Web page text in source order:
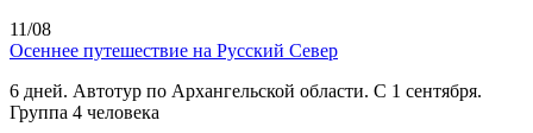
11/08
Осеннее путешествие на Русский Север
6 дней. Автотур по Архангельской области. С 1 сентября.
Группа 4 человека